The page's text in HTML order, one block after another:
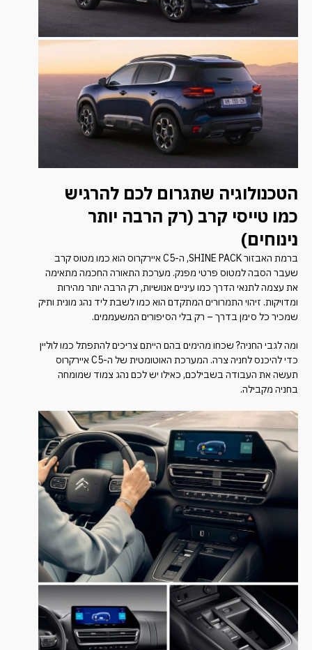
הטכנולוגיה שתגרום לכם להרגיש
כמו טייסי קרב (רק הרבה יותר
נינוחים)
ברמת האבזור SHINE PACK, ה-C5 איירקרוס הוא כמו מטוס קרב
שעבר הסבה למטוס פרטי מפנק. מערכת התאורה החכמה מתאימה
את עצמה לתנאי הדרך כמו עיניים אנושיות, רק הרבה יותר מהירות
ומדויקות. זיהוי התמרורים המתקדם הוא כמו לשבת ליד נהג מונית ותיק
שמכיר כל סימן בדרך – רק בלי הסיפורים המשעממים.
ומה לגבי החניה? שכחו מהימים בהם הייתם צריכים להתפתל כמו לוליין
כדי להיכנס לחניה צרה. המערכת האוטומטית של ה-C5 איירקרוס
תעשה את העבודה בשבילכם, כאילו יש לכם נהג צמוד שמומחה
בחניה מקבילה.